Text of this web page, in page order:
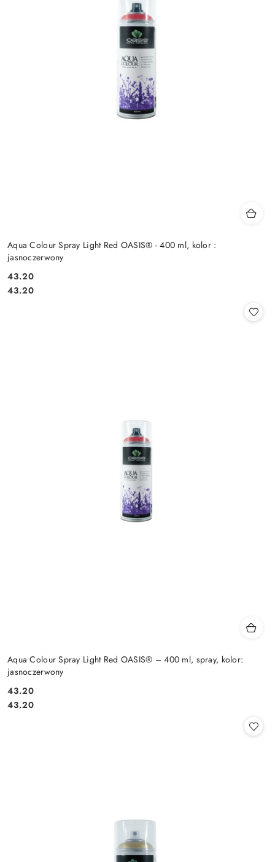
Aqua Colour Spray Light Red OASIS® - 400 ml, kolor :
jasnoczerwony
Cena:
43.20
Cena:
43.20
Aqua Colour Spray Light Red OASIS® – 400 ml, spray, kolor:
jasnoczerwony
Cena:
43.20
Cena:
43.20